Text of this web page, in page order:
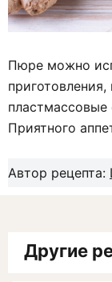
Пюре можно
Приятного
Автор рецепта:
Другие